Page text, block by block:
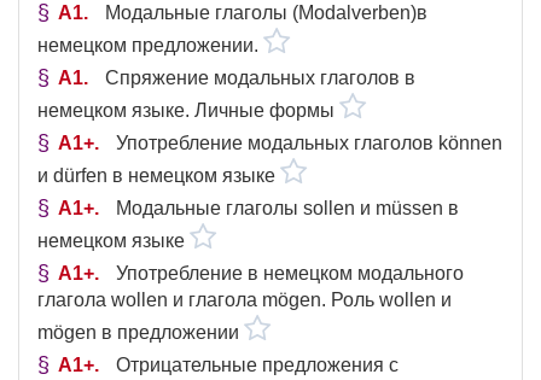
A1
Модальные глаголы (Modalverben)в
немецком предложении.
A1
Спряжение модальных глаголов в
немецком языке. Личные формы
A1+
Употребление модальных глаголов können
и dürfen в немецком языке
A1+
Модальные глаголы sollen и müssen в
немецком языке
A1+
Употребление в немецком модального
глагола wollen и глагола mögen. Роль wollen и
mögen в предложении
A1+
Отрицательные предложения с